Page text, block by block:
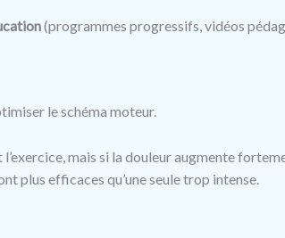
(programmes progressifs, vidéos
le schéma moteur.
mais si la douleur augmente
plus efficaces qu’une seule trop intense.